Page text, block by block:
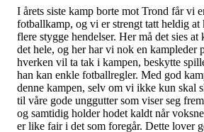
I årets siste kamp borte mot Trond får vi
fotballkamp, og vi er strengt tatt heldig at
flere stygge hendelser. Her må det sies
det hele, og her har vi nok en kampleder
hverken vil ta tak i kampen, beskytte
han kan enkle fotballregler. Med god
denne kampen, selv om vi ikke kun skal
til våre gode unggutter som viser seg
og samtidig holder hodet kaldt når
er like fair i det som foregår. Dette lover